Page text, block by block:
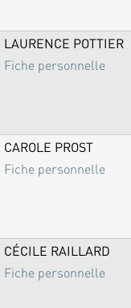
LAURENCE POTTIER
Fiche personnelle
CAROLE PROST
Fiche personnelle
CÉCILE RAILLARD
Fiche personnelle